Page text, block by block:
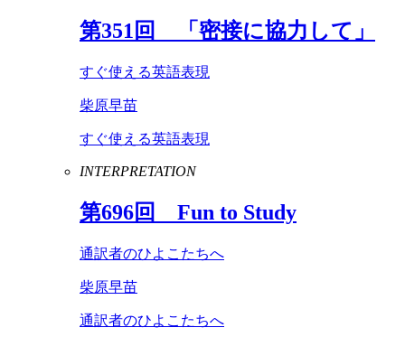
第351回 「密接に協力して」
すぐ使える英語表現
柴原早苗
すぐ使える英語表現
INTERPRETATION
第696回 Fun to Study
通訳者のひよこたちへ
柴原早苗
通訳者のひよこたちへ